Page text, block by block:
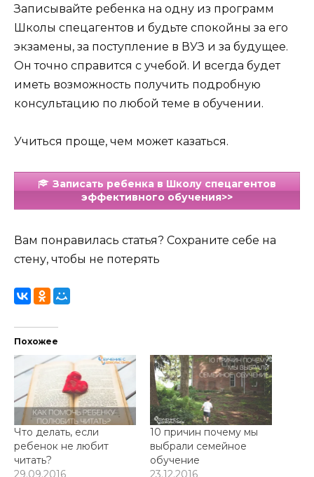
Записывайте ребенка на одну из программ
Школы спецагентов и будьте спокойны за его
экзамены, за поступление в ВУЗ и за будущее.
Он точно справится с учебой. И всегда будет
иметь возможность получить подробную
консультацию по любой теме в обучении.
Учиться проще, чем может казаться.
Записать ребенка в Школу спецагентов
эффективного обучения>>
Вам понравилась статья? Сохраните себе на
стену, чтобы не потерять
Похожее
Что делать, если
ребенок не любит
читать?
29.09.2016
10 причин почему мы
выбрали семейное
обучение
23.12.2016